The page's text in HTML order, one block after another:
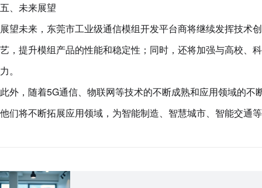
五、未来展望
展望未来，东莞市工业级通信模组开发平台商将继续发挥技术
艺，提升模组产品的性能和稳定性；同时，还将加强与高校、
力。
此外，随着5G通信、物联网等技术的不断成熟和应用领域的
他们将不断拓展应用领域，为智能制造、智慧城市、智能交通